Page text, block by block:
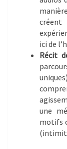
ici de
Récit
une
motifs